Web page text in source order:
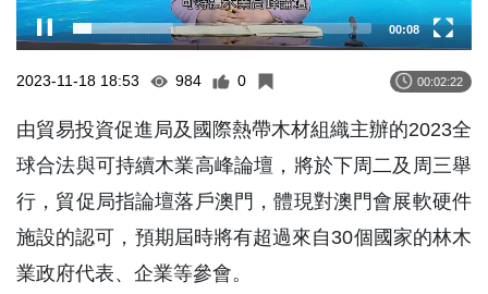
00:09
2023-11-18 18:53 984 0 00:02:22
由貿易投資促進局及國際熱帶木材組織主辦的2023全
球合法與可持續木業高峰論壇，將於下周二及周三舉
行，貿促局指論壇落戶澳門，體現對澳門會展軟硬件
施設的認可，預期屆時將有超過來自30個國家的林木
業政府代表、企業等參會。